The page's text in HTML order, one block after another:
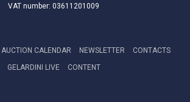
VAT number: 03611201009
AUCTION CALENDAR NEWSLETTER
CONTACTS
GELARDINI LIVE
CONTENT